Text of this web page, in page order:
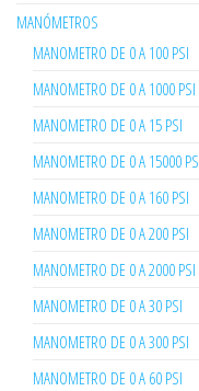
MANÓMETROS
MANOMETRO DE 0 A 100 PSI
MANOMETRO DE 0 A 1000 PSI
MANOMETRO DE 0 A 15 PSI
MANOMETRO DE 0 A 15000 PS
MANOMETRO DE 0 A 160 PSI
MANOMETRO DE 0 A 200 PSI
MANOMETRO DE 0 A 2000 PSI
MANOMETRO DE 0 A 30 PSI
MANOMETRO DE 0 A 300 PSI
MANOMETRO DE 0 A 60 PSI